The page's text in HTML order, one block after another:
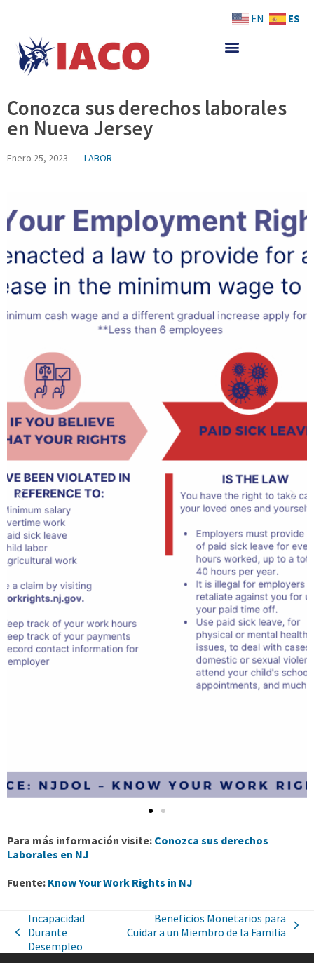
content
Conozca sus derechos laborales
en Nueva Jersey
Enero 25, 2023 LABOR
Para más información visite: Conozca sus derechos
Laborales en NJ
Fuente: Know Your Work Rights in NJ
Incapacidad
Durante
Desempleo
Beneficios Monetarios para
Cuidar a un Miembro de la Familia
EN ES